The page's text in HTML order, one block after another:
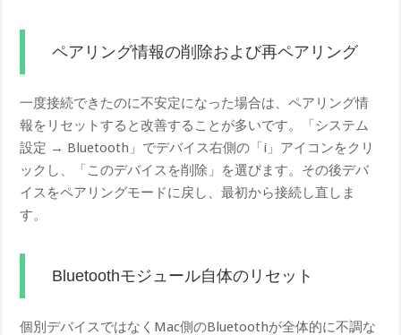
ペアリング情報の削除および再ペアリング
一度接続できたのに不安定になった場合は、ペアリング情
報をリセットすると改善することが多いです。「システム
設定 → Bluetooth」でデバイス右側の「i」アイコンをクリ
ックし、「このデバイスを削除」を選びます。その後デバ
イスをペアリングモードに戻し、最初から接続し直しま
す。
Bluetoothモジュール自体のリセット
個別デバイスではなくMac側のBluetoothが全体的に不調な